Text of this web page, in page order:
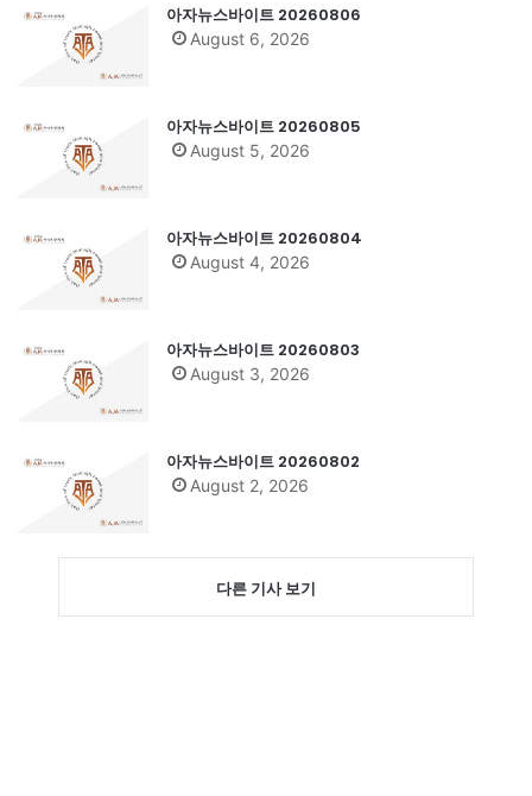
아자뉴스바이트 20260806
August 6, 2026
아자뉴스바이트 20260805
August 5, 2026
아자뉴스바이트 20260804
August 4, 2026
아자뉴스바이트 20260803
August 3, 2026
아자뉴스바이트 20260802
August 2, 2026
다른 기사 보기